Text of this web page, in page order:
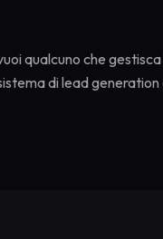
qualcuno che
di lead